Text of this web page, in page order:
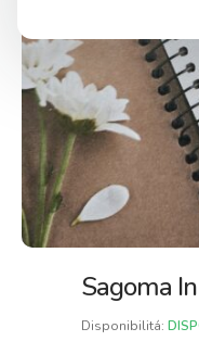
Sagoma
Disponibilitá: